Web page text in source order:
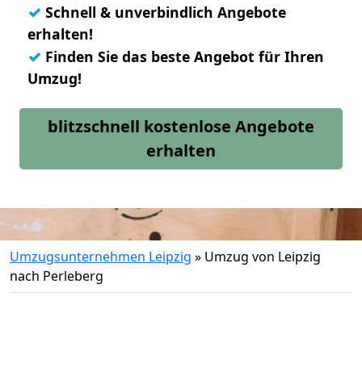
✓ Schnell & unverbindlich Angebote
erhalten!
✓ Finden Sie das beste Angebot für Ihren
Umzug!
blitzschnell kostenlose Angebote
erhalten
Umzugsunternehmen Leipzig » Umzug von Leipzig
nach Perleberg